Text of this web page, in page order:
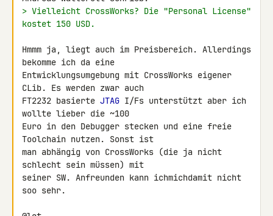
> Vielleicht CrossWorks? Die "Personal License"
kostet 150 USD.
Hmmm ja, liegt auch im Preisbereich. Allerdings
bekomme ich da eine
Entwicklungsumgebung mit CrossWorks eigener
CLib. Es werden zwar auch
FT2232 basierte JTAG I/Fs unterstützt aber ich
wollte lieber die ~100
Euro in den Debugger stecken und eine freie
Toolchain nutzen. Sonst ist
man abhängig von CrossWorks (die ja nicht
schlecht sein müssen) mit
seiner SW. Anfreunden kann ichmichdamit nicht
soo sehr.